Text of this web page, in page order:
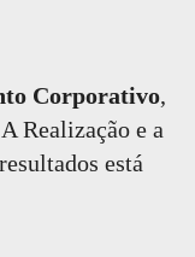
Corporativo,
Realização e a
está